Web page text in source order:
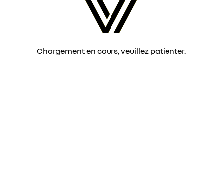
Chargement en cours, veuillez patienter.